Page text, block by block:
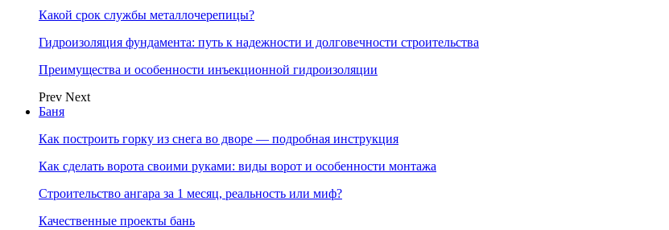
Какой срок службы металлочерепицы?
Гидроизоляция фундамента: путь к надежности и долговечности строительства
Преимущества и особенности инъекционной гидроизоляции
Prev Next
Баня
Как построить горку из снега во дворе — подробная инструкция
Как сделать ворота своими руками: виды ворот и особенности монтажа
Строительство ангара за 1 месяц, реальность или миф?
Качественные проекты бань